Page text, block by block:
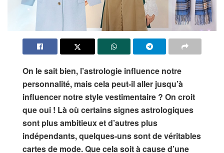
On le sait bien, l’astrologie influence notre
personnalité, mais cela peut-il aller jusqu’à
influencer notre style vestimentaire ? On croit
que oui ! Là où certains signes astrologiques
sont plus ambitieux et d’autres plus
indépendants, quelques-uns sont de véritables
cartes de mode. Que cela soit à cause d’une